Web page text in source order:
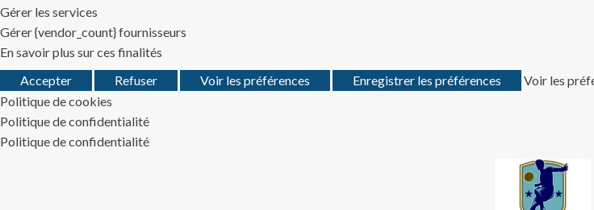
Gérer les services
Gérer {vendor_count} fournisseurs
En savoir plus sur ces finalités
Accepter
Refuser Voir les préférences Enregistrer les préférences
Voir les
Politique de cookies
Politique de confidentialité
Politique de confidentialité